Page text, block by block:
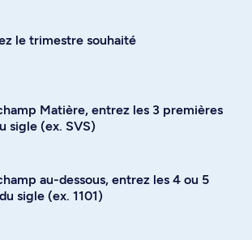
le trimestre souhaité
Matière, entrez les 3 premières
sigle (ex. SVS)
au-dessous, entrez les 4 ou 5
sigle (ex. 1101)